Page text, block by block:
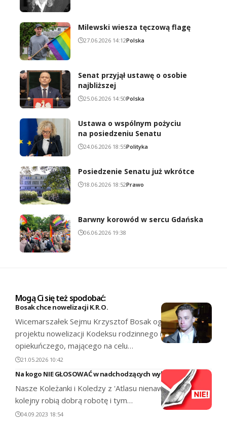
Milewski wiesza tęczową flagę
27.06.2026 14:12Polska
Senat przyjął ustawę o osobie
najbliższej
25.06.2026 14:50Polska
Ustawa o wspólnym pożyciu
na posiedzeniu Senatu
24.06.2026 18:55Polityka
Posiedzenie Senatu już wkrótce
18.06.2026 18:52Prawo
Barwny korowód w sercu Gdańska
06.06.2026 19:38
Mogą Ci się też spodobać:
Bosak chce nowelizacji K.R.O.
Wicemarszałek Sejmu Krzysztof Bosak ogłosił złożenie
projektu nowelizacji Kodeksu rodzinnego i
opiekuńczego, mającego na celu…
21.05.2026 10:42
Na kogo NIE GŁOSOWAĆ w nadchodzących wyborach?
Nasze Koleżanki i Koledzy z 'Atlasu nienawiści' po raz
kolejny robią dobrą robotę i tym…
04.09.2023 18:54